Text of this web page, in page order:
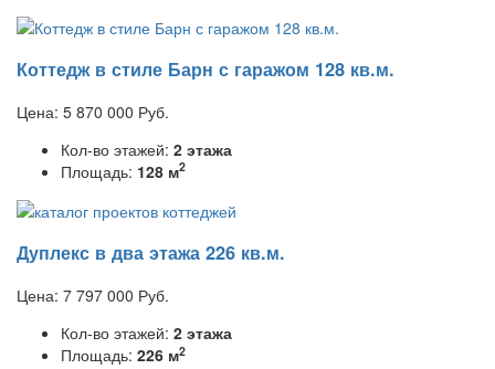
Коттедж в стиле Барн с гаражом 128 кв.м.
Цена: 5 870 000 Руб.
Кол-во этажей: 2 этажа
Площадь: 128 м2
Дуплекс в два этажа 226 кв.м.
Цена: 7 797 000 Руб.
Кол-во этажей: 2 этажа
Площадь: 226 м2